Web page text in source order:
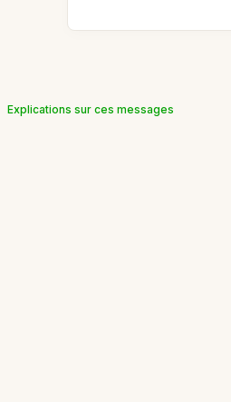
Explications sur ces messages